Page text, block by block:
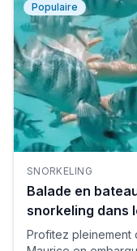
Populaire
SNORKELING
Balade en
snorkeling dans
Maurice
Profitez pleinement